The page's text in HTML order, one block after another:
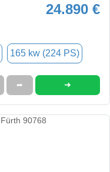
24.890 €
165 kw (224 PS)
➦ ➜